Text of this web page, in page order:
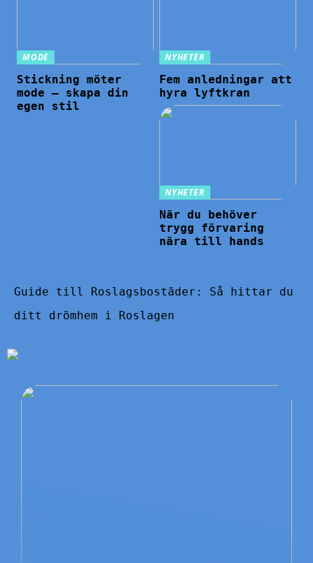
MODE
Stickning möter
mode – skapa din
egen stil
NYHETER
Fem anledningar att
hyra lyftkran
NYHETER
När du behöver
trygg förvaring
nära till hands
Guide till Roslagsbostäder: Så hittar du
ditt drömhem i Roslagen